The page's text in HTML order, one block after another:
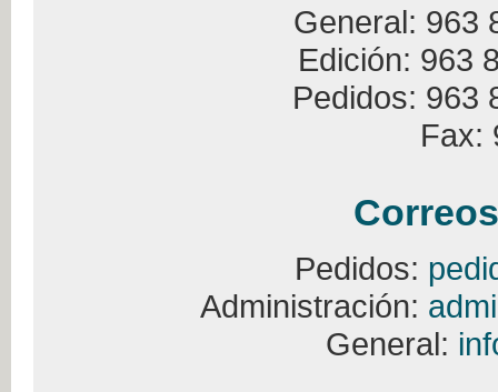
General: 963
Edición: 963
Pedidos: 963
Fax:
Pedidos:
Administración:
General: